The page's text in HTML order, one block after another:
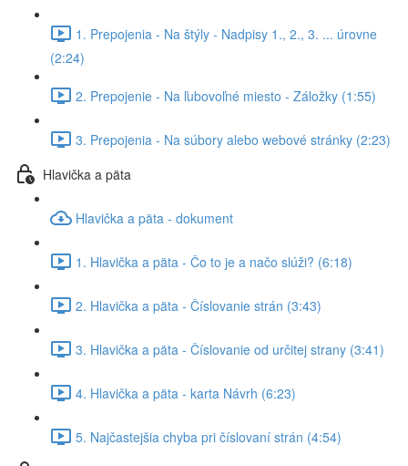
1. Prepojenia - Na štýly - Nadpisy 1., 2., 3. ... úrovne
(2:24)
2. Prepojenie - Na ľubovoľné miesto - Záložky (1:55)
3. Prepojenia - Na súbory alebo webové stránky (2:23)
Hlavička a päta
Hlavička a päta - dokument
1. Hlavička a päta - Čo to je a načo slúži? (6:18)
2. Hlavička a päta - Číslovanie strán (3:43)
3. Hlavička a päta - Číslovanie od určitej strany (3:41)
4. Hlavička a päta - karta Návrh (6:23)
5. Najčastejšia chyba pri číslovaní strán (4:54)